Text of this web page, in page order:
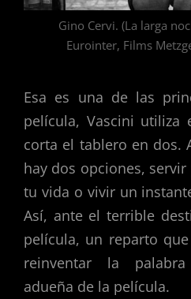
Gino Cervi. (La larga
Eurointer, Films
Esa es una de las
película, Vascini
corta el tablero en dos.
hay dos opciones,
tu vida o vivir un
Así, ante el terrible
película, un reparto
reinventar la
adueña de la película.